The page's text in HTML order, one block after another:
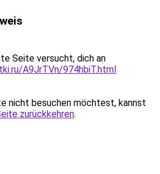
Seite versucht, dich an
A9JrTVn/974hbiT.html
nicht besuchen möchtest, kannst
zurückkehren.